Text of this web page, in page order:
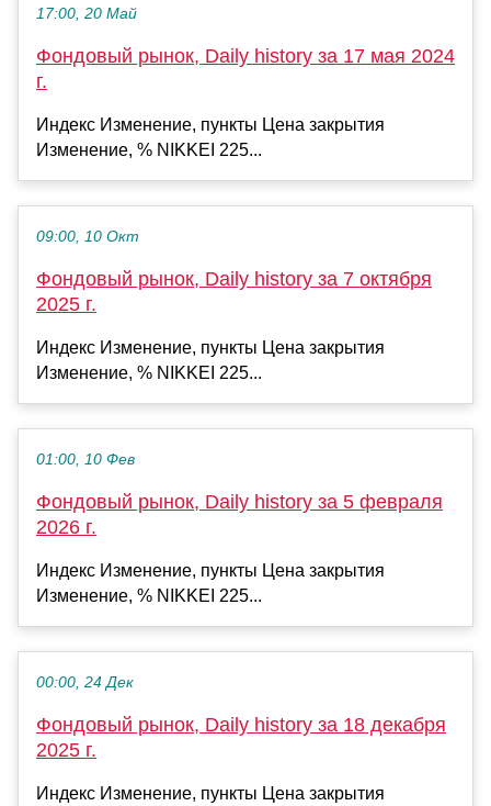
17:00, 20 Май
Фондовый рынок, Daily history за 17 мая 2024
г.
Индекс Изменение, пункты Цена закрытия
Изменение, % NIKKEI 225...
09:00, 10 Окт
Фондовый рынок, Daily history за 7 октября
2025 г.
Индекс Изменение, пункты Цена закрытия
Изменение, % NIKKEI 225...
01:00, 10 Фев
Фондовый рынок, Daily history за 5 февраля
2026 г.
Индекс Изменение, пункты Цена закрытия
Изменение, % NIKKEI 225...
00:00, 24 Дек
Фондовый рынок, Daily history за 18 декабря
2025 г.
Индекс Изменение, пункты Цена закрытия